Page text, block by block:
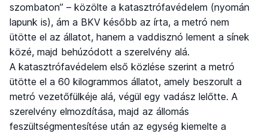
szombaton” – közölte a katasztrófavédelem (nyomán
lapunk is), ám a BKV később az írta, a metró nem
ütötte el az állatot, hanem a vaddisznó lement a sínek
közé, majd behúzódott a szerelvény alá.
A katasztrófavédelem első közlése szerint a metró
ütötte el a 60 kilogrammos állatot, amely beszorult a
metró vezetőfülkéje alá, végül egy vadász lelőtte. A
szerelvény elmozdítása, majd az állomás
feszültségmentesítése után az egység kiemelte a